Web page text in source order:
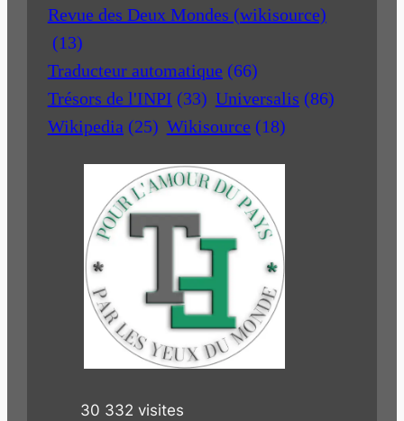
Revue des Deux Mondes (wikisource)
(13)
Traducteur automatique (66)
Trésors de l'INPI (33) Universalis (86)
Wikipedia (25) Wikisource (18)
30 332 visites